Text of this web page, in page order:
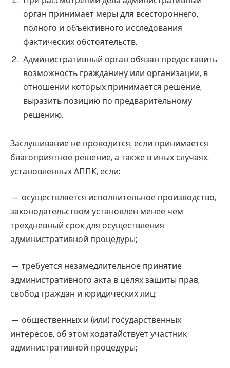
орган принимает меры для всестороннего,
полного и объективного исследования
фактических обстоятельств.
Административный орган обязан предоставить
возможность гражданину или организации, в
отношении которых принимается решение,
выразить позицию по предварительному
решению.
Заслушивание не проводится, если принимается
благоприятное решение, а также в иных случаях,
установленных АППК, если:
— осуществляется исполнительное производство,
законодательством установлен менее чем
трехдневный срок для осуществления
административной процедуры;
— требуется незамедлительное принятие
административного акта в целях защиты прав,
свобод граждан и юридических лиц;
— общественных и (или) государственных
интересов, об этом ходатайствует участник
административной процедуры;